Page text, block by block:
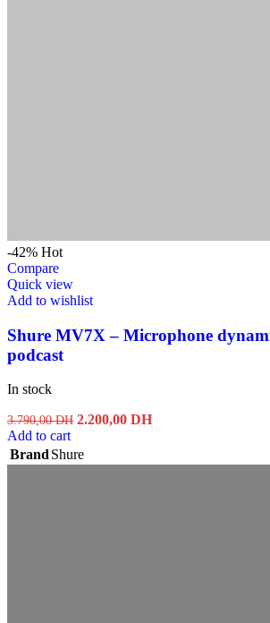
-42% Hot
Compare
Quick view
Add to wishlist
Shure MV7X – Microphone
podcast
In stock
3.790,00DH Original
was:
3.790,00 DH.
2.200,00 DHCurrent
2.200,00 DH.
Add to cart
Brand Shure